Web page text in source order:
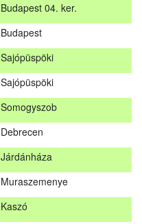
Budapest 04. ker.
Budapest
Sajópüspöki
Sajópüspöki
Somogyszob
Debrecen
Járdánháza
Muraszemenye
Kaszó
Regéc
Hercegszántó
Pilisszentiván
Budapest 04. ker.
Budapest
Somogyszob